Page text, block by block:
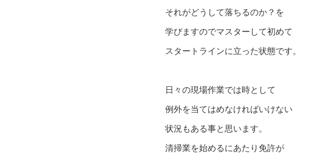
それがどうして落ちるのか？を
学びますのでマスターして初めて
スタートラインに立った状態です。
日々の現場作業では時として
例外を当てはめなければいけない
状況もある事と思います。
清掃業を始めるにあたり免許が